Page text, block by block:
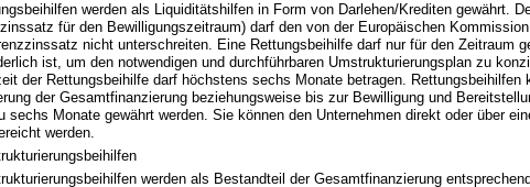
werden als Liquiditätshilfen in Form von Darlehen/Krediten gewährt.
für den Bewilligungszeitraum) darf den von der Europäischen
nicht unterschreiten. Eine Rettungsbeihilfe darf nur für den Zeitraum
ist, um den notwendigen und durchführbaren Umstrukturierungsplan zu
der Rettungsbeihilfe darf höchstens sechs Monate betragen. Rettungsbeihilfen
der Gesamtfinanzierung beziehungsweise bis zur Bewilligung und
sechs Monate gewährt werden. Sie können den Unternehmen direkt oder über
werden.
werden als Bestandteil der Gesamtfinanzierung